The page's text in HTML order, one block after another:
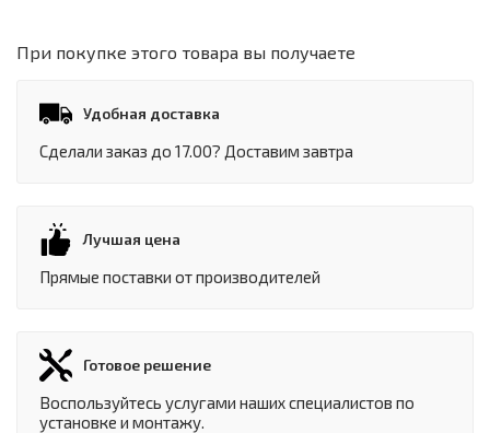
При покупке этого товара вы получаете
Удобная доставка
Сделали заказ до 17.00? Доставим завтра
Лучшая цена
Прямые поставки от производителей
Готовое решение
Воспользуйтесь услугами наших специалистов по
установке и монтажу.